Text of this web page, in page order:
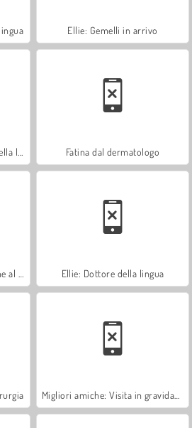
Ellie: Gemelli in arrivo
Fatina dal dermatologo
Ellie: Dottore della lingua